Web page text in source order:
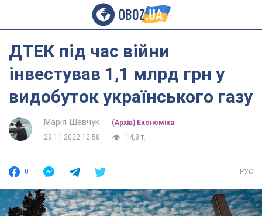
ДТЕК під час війни
інвестував 1,1 млрд грн у
видобуток українського газу
Марія Шевчук
(Архів) Економіка
29.11.2022 12:58
14,8 т.
0 РУС